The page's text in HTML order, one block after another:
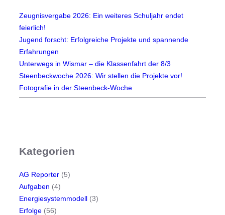
j
h
r
2
0
2
Zeugnisvergabe 2026: Ein weiteres Schuljahr endet
feierlich!
Jugend forscht: Erfolgreiche Projekte und spannende
Erfahrungen
Unterwegs in Wismar – die Klassenfahrt der 8/3
Steenbeckwoche 2026: Wir stellen die Projekte vor!
Fotografie in der Steenbeck-Woche
Kategorien
AG Reporter (5)
Aufgaben (4)
Energiesystemmodell (3)
Erfolge (56)